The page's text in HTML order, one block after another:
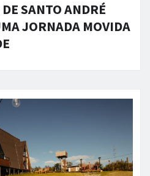
SANTO ANDRÉ
JORNADA MOVIDA